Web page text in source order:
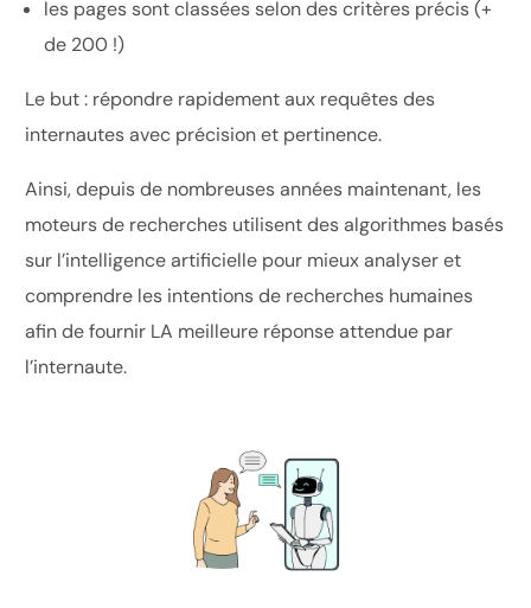
les pages sont classées selon des critères précis (+
de 200 !)
Le but : répondre rapidement aux requêtes des
internautes avec précision et pertinence.
Ainsi, depuis de nombreuses années maintenant, les
moteurs de recherches utilisent des algorithmes basés
sur l’intelligence artificielle pour mieux analyser et
comprendre les intentions de recherches humaines
afin de fournir LA meilleure réponse attendue par
l’internaute.